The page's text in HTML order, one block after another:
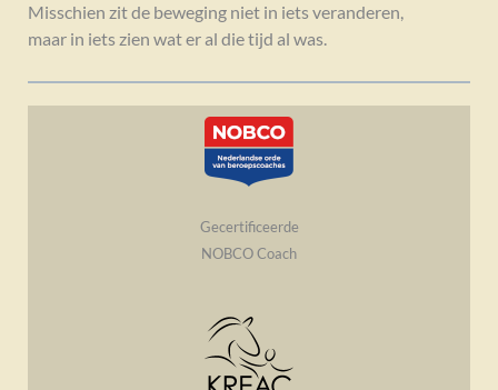
Misschien zit de beweging niet in iets veranderen,
maar in iets zien wat er al die tijd al was.
Gecertificeerde
NOBCO Coach